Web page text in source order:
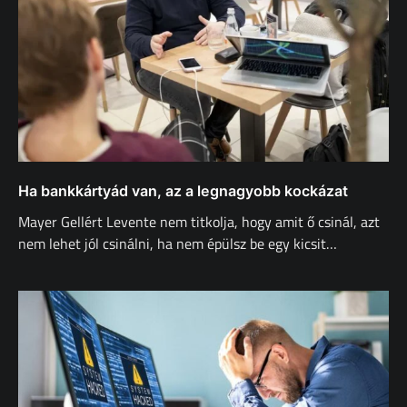
Ha bankkártyád van, az a legnagyobb kockázat
Mayer Gellért Levente nem titkolja, hogy amit ő csinál, azt
nem lehet jól csinálni, ha nem épülsz be egy kicsit…